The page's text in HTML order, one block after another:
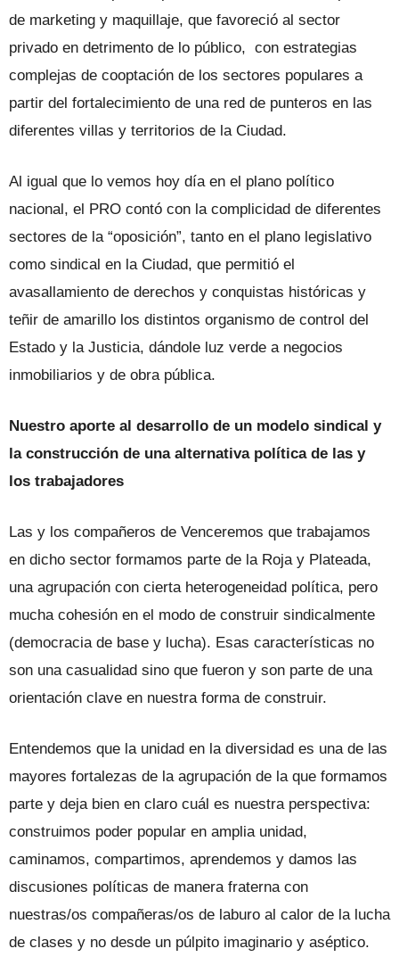
de marketing y maquillaje, que favoreció al sector
privado en detrimento de lo público, con estrategias
complejas de cooptación de los sectores populares a
partir del fortalecimiento de una red de punteros en las
diferentes villas y territorios de la Ciudad.
Al igual que lo vemos hoy día en el plano político
nacional, el PRO contó con la complicidad de diferentes
sectores de la “oposición”, tanto en el plano legislativo
como sindical en la Ciudad, que permitió el
avasallamiento de derechos y conquistas históricas y
teñir de amarillo los distintos organismo de control del
Estado y la Justicia, dándole luz verde a negocios
inmobiliarios y de obra pública.
Nuestro aporte al desarrollo de un modelo sindical y
la construcción de una alternativa política de las y
los trabajadores
Las y los compañeros de Venceremos que trabajamos
en dicho sector formamos parte de la Roja y Plateada,
una agrupación con cierta heterogeneidad política, pero
mucha cohesión en el modo de construir sindicalmente
(democracia de base y lucha). Esas características no
son una casualidad sino que fueron y son parte de una
orientación clave en nuestra forma de construir.
Entendemos que la unidad en la diversidad es una de las
mayores fortalezas de la agrupación de la que formamos
parte y deja bien en claro cuál es nuestra perspectiva:
construimos poder popular en amplia unidad,
caminamos, compartimos, aprendemos y damos las
discusiones políticas de manera fraterna con
nuestras/os compañeras/os de laburo al calor de la lucha
de clases y no desde un púlpito imaginario y aséptico.